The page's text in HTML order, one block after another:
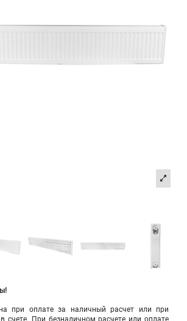
при оплате за наличный расчет или при
в счете. При безналичном расчете или оплате